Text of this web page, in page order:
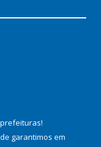
!
garantimos em